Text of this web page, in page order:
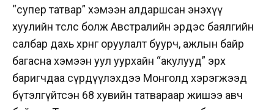
“супер татвар” хэмээн алдаршсан энэхүү
хуулийн төслөөс болж Австралийн эрдэс баялгийн
салбар дахь хөрөнгө оруулалт буурч, ажлын байр
багасна хэмээн уул уурхайн “акулууд” эрх
баригчдаа сүрдүүлэхдээ Монголд хэрэгжээд
бүтэлгүйтсэн 68 хувийн татвараар жишээ авч